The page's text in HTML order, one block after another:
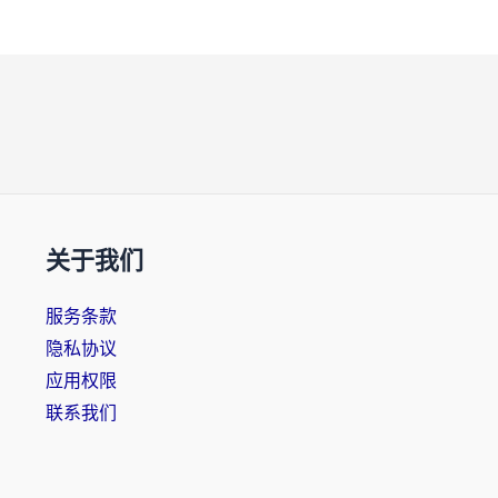
关于我们
服务条款
隐私协议
应用权限
联系我们